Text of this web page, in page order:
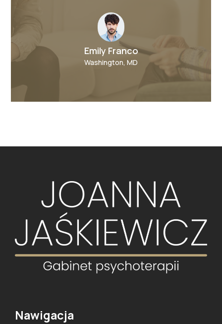
Emily Franco
Washington, MD
Nawigacja